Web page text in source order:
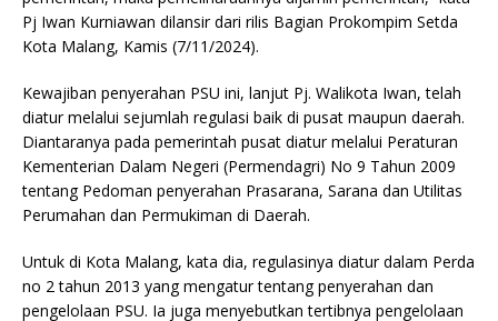
Pj Iwan Kurniawan dilansir dari rilis Bagian Prokompim Setda
Kota Malang, Kamis (7/11/2024).
Kewajiban penyerahan PSU ini, lanjut Pj. Walikota Iwan, telah
diatur melalui sejumlah regulasi baik di pusat maupun daerah.
Diantaranya pada pemerintah pusat diatur melalui Peraturan
Kementerian Dalam Negeri (Permendagri) No 9 Tahun 2009
tentang Pedoman penyerahan Prasarana, Sarana dan Utilitas
Perumahan dan Permukiman di Daerah.
Untuk di Kota Malang, kata dia, regulasinya diatur dalam Perda
no 2 tahun 2013 yang mengatur tentang penyerahan dan
pengelolaan PSU. Ia juga menyebutkan tertibnya pengelolaan